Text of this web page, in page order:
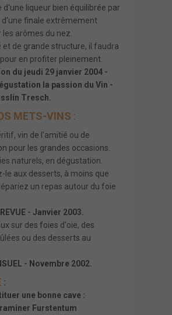
d'une liqueur bien équilibrée par
d'une finale extrêmement
les arômes du nez.
et de grande structure, il faudra
en profiter pleinement.
du jeudi 29 janvier 2004 -
la passion du Vin -
Tresch.
METS-VINS :
vin de l’amitié ou de
pour les grandes occasions.
naturels, en dégustation.
le aux desserts, à moins que
un repas autour du foie
- Janvier 2003.
sur des foies d'oie, des
ou des desserts au
- Novembre 2002.
:
une bonne cave :
Furstentum